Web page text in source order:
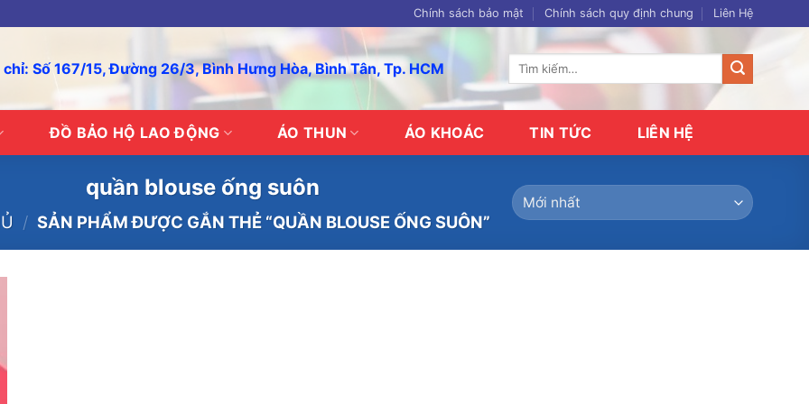
Chính sách bảo mật Chính sách quy định chung Liên Hệ
Số 167/15, Đường 26/3, Bình Hưng Hòa, Bình Tân, Tp. HCM
Tìm
ĐỒ BẢO HỘ LAO ĐỘNG ÁO THUN ÁO KHOÁC TIN TỨC LIÊN HỆ
quần blouse ống suôn
/ SẢN PHẨM ĐƯỢC GẮN THẺ “QUẦN BLOUSE ỐNG SUÔN”